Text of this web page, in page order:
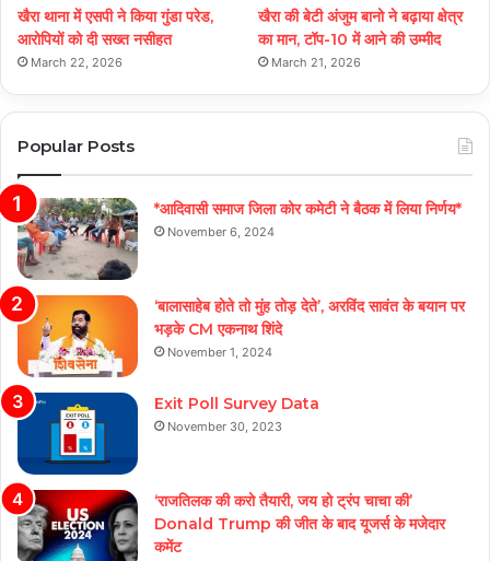
खैरा थाना में एसपी ने किया गुंडा परेड,
आरोपियों को दी सख्त नसीहत
March 22, 2026
खैरा की बेटी अंजुम बानो ने बढ़ाया क्षेत्र
का मान, टॉप-10 में आने की उम्मीद
March 21, 2026
Popular Posts
*आदिवासी समाज जिला कोर कमेटी ने बैठक में लिया निर्णय*
November 6, 2024
‘बालासाहेब होते तो मुंह तोड़ देते’, अरविंद सावंत के बयान पर
भड़के CM एकनाथ शिंदे
November 1, 2024
Exit Poll Survey Data
November 30, 2023
‘राजतिलक की करो तैयारी, जय हो ट्रंप चाचा की’
Donald Trump की जीत के बाद यूजर्स के मजेदार
कमेंट